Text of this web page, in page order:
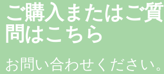
ご購入またはご質
問はこちら
お問い合わせください。